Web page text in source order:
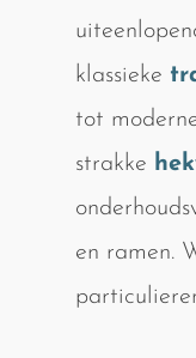
klassieke
tot
strakke
en ramen.